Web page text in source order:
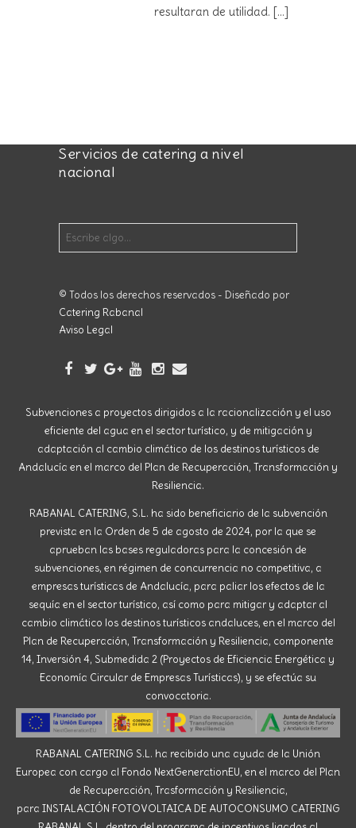
resultaran de utilidad. [...]
Servicios de catering a nivel
nacional
© Todos los derechos reservados - Diseñado por
Catering Rabanal
Aviso Legal
Subvenciones a proyectos dirigidos a la racionalización y el uso
eficiente del agua en el sector turístico, y de mitigación y
adaptación al cambio climático de los destinos turísticos de
Andalucía en el marco del Plan de Recuperación, Transformación y
Resiliencia.
RABANAL CATERING, S.L. ha sido beneficiario de la subvención
prevista en la Orden de 5 de agosto de 2024, por la que se
aprueban las bases reguladoras para la concesión de
subvenciones, en régimen de concurrencia no competitiva, a
empresas turísticas de Andalucía, para paliar los efectos de la
sequía en el sector turístico, así como para mitigar y adaptar al
cambio climático los destinos turísticos andaluces, en el marco del
Plan de Recuperación, Transformación y Resiliencia, componente
14, Inversión 4, Submedida 2 (Proyectos de Eficiencia Energética y
Economía Circular de Empresas Turísticas), y se efectúa su
convocatoria.
RABANAL CATERING S.L. ha recibido una ayuda de la Unión
Europea con cargo al Fondo NextGenerationEU, en el marco del Plan
de Recuperación, Trasformación y Resiliencia,
para INSTALACIÓN FOTOVOLTAICA DE AUTOCONSUMO CATERING